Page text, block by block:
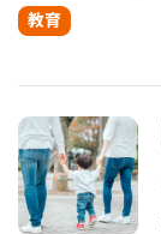
教育